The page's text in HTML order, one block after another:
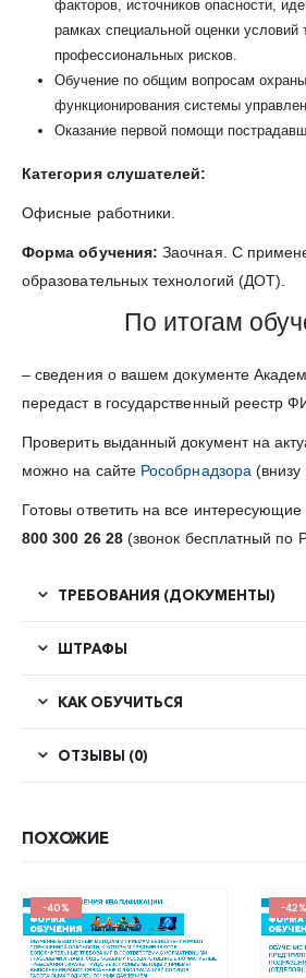
факторов, источников опасности,
рамках специальной оценки условий
профессиональных рисков.
Обучение по общим вопросам
функционирования системы
Оказание первой помощи
Категория слушателей:
Офисные работники.
Форма обучения: Заочная. С
образовательных технологий (ДОТ).
По итогам
– сведения о вашем документе
передаст в государственный
Проверить выданный документ на
можно на сайте Рособрнадзора
Готовы ответить на все
800 300 26 28(звонок бесплатный по
ТРЕБОВАНИЯ (ДОКУМЕНТЫ)
ШТРАФЫ
КАК ОБУЧИТЬСЯ
ОТЗЫВЫ (0)
ПОХОЖИЕ
-40% -42%